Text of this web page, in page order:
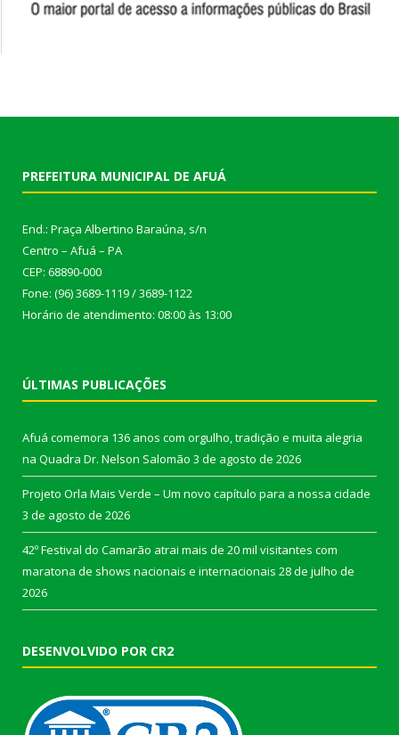
PREFEITURA MUNICIPAL DE AFUÁ
End.: Praça Albertino Baraúna, s/n
Centro – Afuá – PA
CEP: 68890-000
Fone: (96) 3689-1119 / 3689-1122
Horário de atendimento: 08:00 às 13:00
ÚLTIMAS PUBLICAÇÕES
Afuá comemora 136 anos com orgulho, tradição e muita alegria
na Quadra Dr. Nelson Salomão 3 de agosto de 2026
Projeto Orla Mais Verde – Um novo capítulo para a nossa cidade
3 de agosto de 2026
42º Festival do Camarão atrai mais de 20 mil visitantes com
maratona de shows nacionais e internacionais 28 de julho de
2026
DESENVOLVIDO POR CR2